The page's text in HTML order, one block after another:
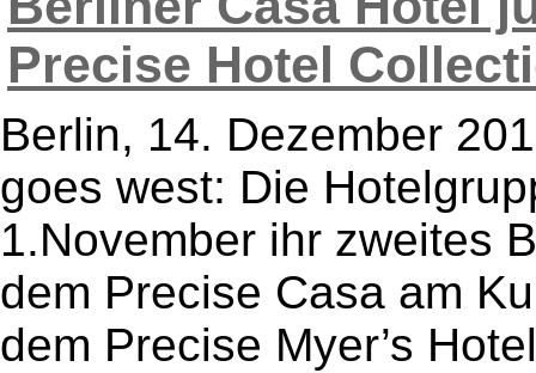
Precise Hotel
Berlin, 14. Dezember
goes west: Die
1.November ihr zweites
dem Precise Casa am
dem Precise Myer’s